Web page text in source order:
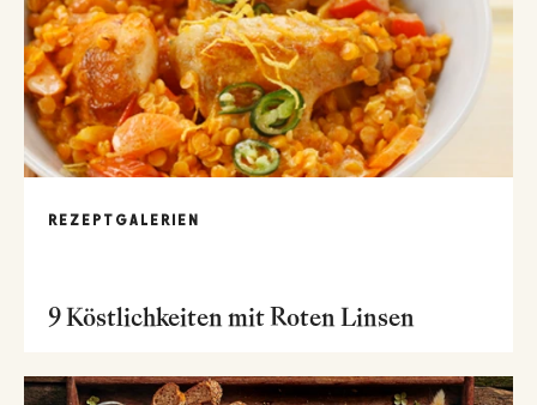
REZEPTGALERIEN
9 Köstlichkeiten mit Roten Linsen